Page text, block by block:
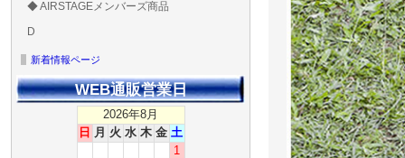
◆ AIRSTAGEメンバーズ商品
ＡＩＲＳＴＡＧＥメンバ
ゴールドメンバーズ用
D ディーラー用
MG-1S 【S】
MG-1A 【A】
MG-1P 【R】
GS110(粒剤装置）【B】
Matrice 350 RTK
新着情報ページ
WEB通販営業日
2026年8月
日 月 火 水 木 金 土
1